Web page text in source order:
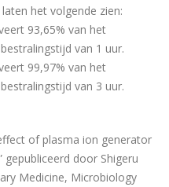
het volgende zien:
93,65% van het
van 1 uur.
99,97% van het
van 3 uur.
of plasma ion generator
gepubliceerd door Shigeru
Medicine, Microbiology